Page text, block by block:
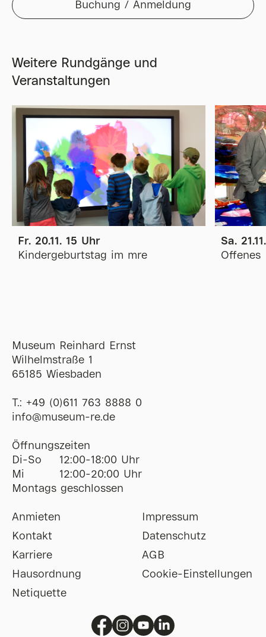
Buchung / Anmeldung
Weitere Rundgänge und
Veranstaltungen
Fr. 20.11. 15 Uhr
Kindergeburtstag im mre
Sa.
Offenes
Museum Reinhard Ernst
Wilhelmstraße 1
65185 Wiesbaden
T.: +49 (0)611 763 8888 0
ofni@museum-re de
Öffnungszeiten
Di-So
12:00-18:00 Uhr
Mi
12:00-20:00 Uhr
Montags geschlossen
Anmieten
Kontakt
Karriere
Hausordnung
Netiquette
Impressum
Datenschutz
AGB
Cookie-Einstellungen